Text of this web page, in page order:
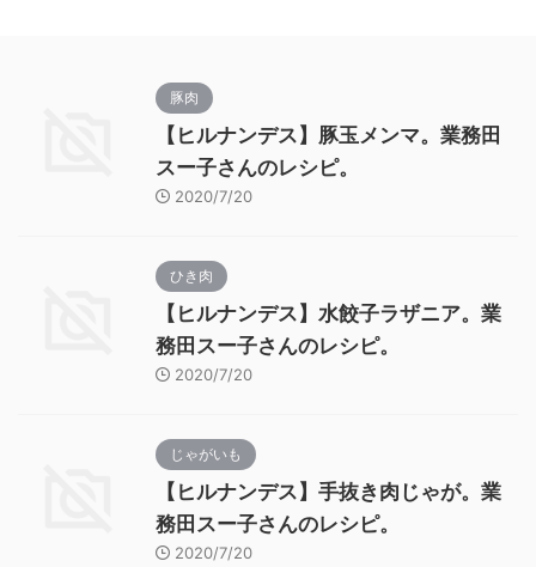
豚肉
【ヒルナンデス】豚玉メンマ。業務田
スー子さんのレシピ。
2020/7/20
ひき肉
【ヒルナンデス】水餃子ラザニア。業
務田スー子さんのレシピ。
2020/7/20
じゃがいも
【ヒルナンデス】手抜き肉じゃが。業
務田スー子さんのレシピ。
2020/7/20